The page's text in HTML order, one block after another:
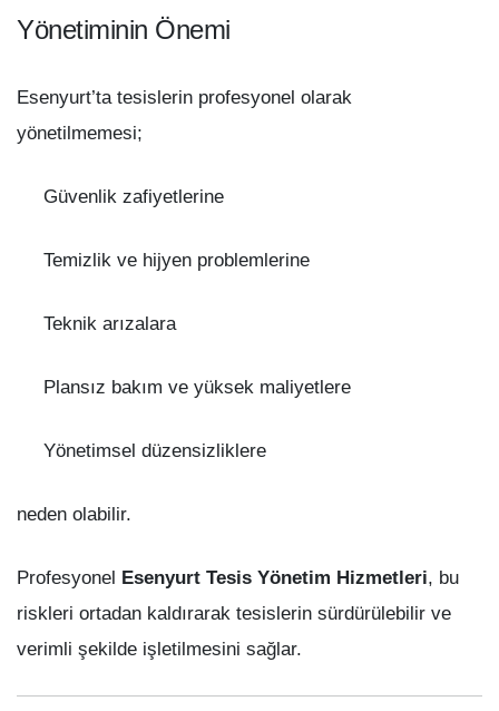
Yönetiminin Önemi
Esenyurt’ta tesislerin profesyonel olarak
yönetilmemesi;
Güvenlik zafiyetlerine
Temizlik ve hijyen problemlerine
Teknik arızalara
Plansız bakım ve yüksek maliyetlere
Yönetimsel düzensizliklere
neden olabilir.
Profesyonel Esenyurt Tesis Yönetim Hizmetleri, bu
riskleri ortadan kaldırarak tesislerin sürdürülebilir ve
verimli şekilde işletilmesini sağlar.